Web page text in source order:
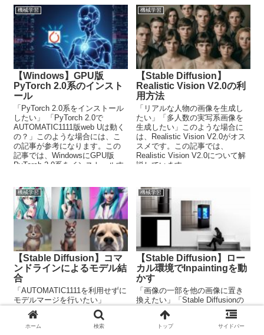
機械学習
【Windows】GPU版
PyTorch 2.0系のインスト
ール
「PyTorch 2.0系をインストール
したい」 「PyTorch 2.0で
AUTOMATIC1111版web Uは動く
の？」このような場合には、こ
の記事が参考になります。この
記事では、WindowsにGPU版
PyTorch 2.0系をインストールす
機械学習
【Stable Diffusion】
Realistic Vision V2.0の利
用方法
「リアルな人物の画像を生成し
たい」「多人数の実写系画像を
生成したい」このような場合に
は、Realistic Vision V2.0がオス
スメです。この記事では、
Realistic Vision V2.0について解
説しています。
機械学習
【Stable Diffusion】コマ
ンドラインによるモデル結
合
「AUTOMATIC1111を利用せずに
モデルマージを行いたい」
「Diffusersにおいて結合したモ
デルを利用したい」このような
場合には、この記事の内容が参
機械学習
【Stable Diffusion】ロー
カル環境でInpaintingを動
かす
「画像の一部を他の画像に置き
換えたい」「Stable Diffusionの
Inpaintingを試してみたい」この
ような場合には、この記事の内
容が参考になります。この記事
ホーム 検索 トップ サイドバー